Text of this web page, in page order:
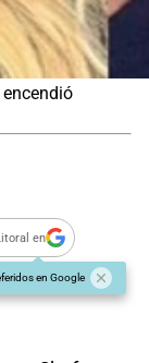
en
en Google